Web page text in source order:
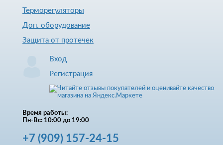
Терморегуляторы
Доп. оборудование
Защита от протечек
Вход
Регистрация
Время работы:
Пн-Вс: 10:00 до 19:00
+7 (909) 157-24-15